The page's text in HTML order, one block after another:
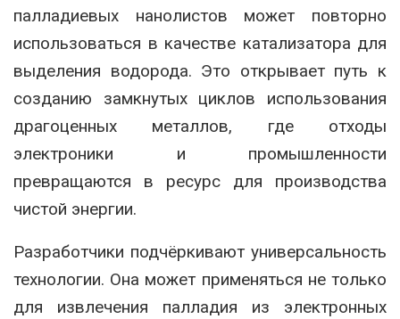
палладиевых нанолистов может повторно
использоваться в качестве катализатора для
выделения водорода. Это открывает путь к
созданию замкнутых циклов использования
драгоценных металлов, где отходы
электроники и промышленности
превращаются в ресурс для производства
чистой энергии.
Разработчики подчёркивают универсальность
технологии. Она может применяться не только
для извлечения палладия из электронных